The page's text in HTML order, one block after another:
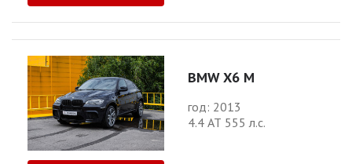
BMW X6 M
год: 2013
4.4 АТ 555 л.с.